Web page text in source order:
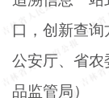
口，创新查
公安厅、省
品监管局）